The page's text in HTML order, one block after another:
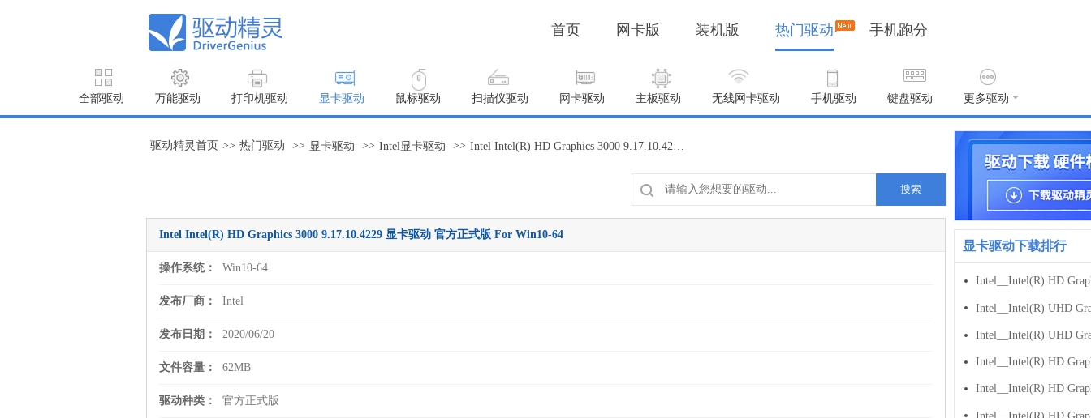
首页 网卡版 装机版 热门驱动 手机跑分
全部驱动 万能驱动 打印机驱动 显卡驱动 鼠标驱动 扫描仪驱动 网卡驱动 主板驱动 无线网卡驱动 手机驱动 键盘驱动 更多驱动
驱动精灵首页 >> 热门驱动 >> 显卡驱动 >> Intel显卡驱动 >>
搜索
Intel Intel(R) HD Graphics 3000 9.17.10.4229 显卡驱动 官方正式版 For Win10-64
操作系统： Win10-64
发布厂商： Intel
发布日期： 2020/06/20
文件容量： 62MB
驱动种类： 官方正式版
显卡驱动下载排行